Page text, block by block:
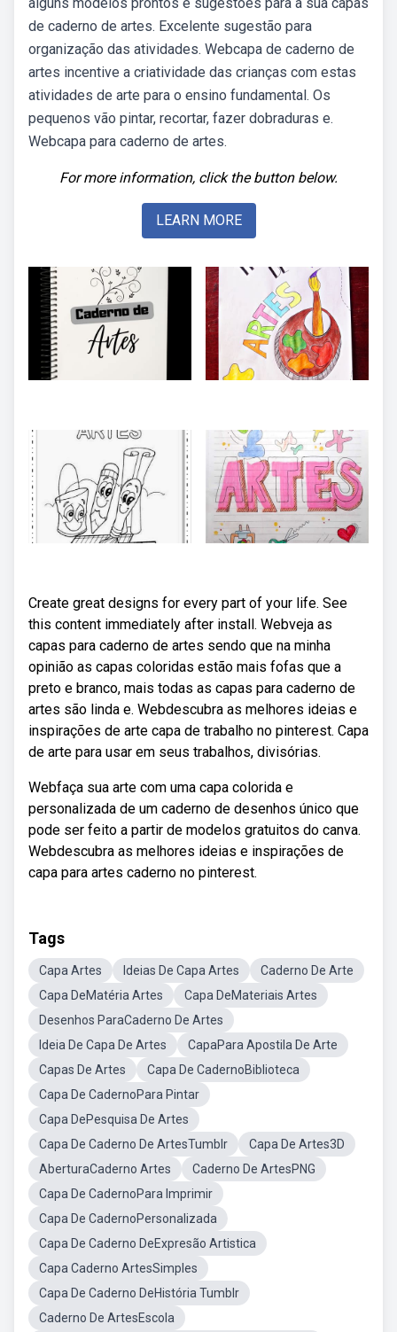
de caderno de artes. Excelente sugestão para
organização das atividades. Webcapa de caderno de
artes incentive a criatividade das crianças com estas
atividades de arte para o ensino fundamental. Os
pequenos vão pintar, recortar, fazer dobraduras e.
Webcapa para caderno de artes.
For more information, click the button below.
LEARN MORE
Create great designs for every part of your life. See
this content immediately after install. Webveja as
capas para caderno de artes sendo que na minha
opinião as capas coloridas estão mais fofas que a
preto e branco, mais todas as capas para caderno de
artes são linda e. Webdescubra as melhores ideias e
inspirações de arte capa de trabalho no pinterest. Capa
de arte para usar em seus trabalhos, divisórias.
Webfaça sua arte com uma capa colorida e
personalizada de um caderno de desenhos único que
pode ser feito a partir de modelos gratuitos do canva.
Webdescubra as melhores ideias e inspirações de
capa para artes caderno no pinterest.
Tags
Capa Artes Ideias De Capa Artes
Caderno De Arte
Capa DeMatéria Artes
Capa DeMateriais Artes
Desenhos ParaCaderno De Artes
Ideia De Capa De Artes
CapaPara Apostila De Arte
Capas De Artes
Capa De CadernoBiblioteca
Capa De CadernoPara Pintar
Capa DePesquisa De Artes
Capa De Caderno De ArtesTumblr
Capa De Artes3D
AberturaCaderno Artes
Caderno De ArtesPNG
Capa De CadernoPara Imprimir
Capa De CadernoPersonalizada
Capa De Caderno DeExpresão Artistica
Capa Caderno ArtesSimples
Capa De Caderno DeHistória Tumblr
Caderno De ArtesEscola